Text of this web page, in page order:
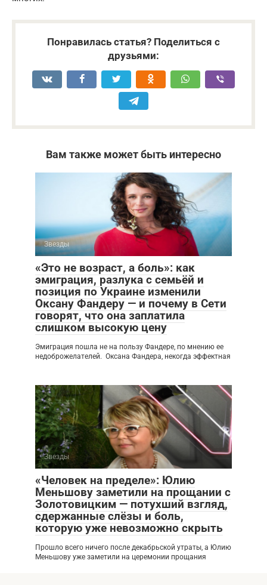
Понравилась статья? Поделиться с
друзьями:
Вам также может быть интересно
Звезды
«Это не возраст, а боль»: как
эмиграция, разлука с семьёй и
позиция по Украине изменили
Оксану Фандеру — и почему в Сети
говорят, что она заплатила
слишком высокую цену
Эмиграция пошла не на пользу Фандере, по мнению ее
недоброжелателей. Оксана Фандера, некогда эффектная
Звезды
«Человек на пределе»: Юлию
Меньшову заметили на прощании с
Золотовицким — потухший взгляд,
сдержанные слёзы и боль,
которую уже невозможно скрыть
Прошло всего ничего после декабрьской утраты, а Юлию
Меньшову уже заметили на церемонии прощания